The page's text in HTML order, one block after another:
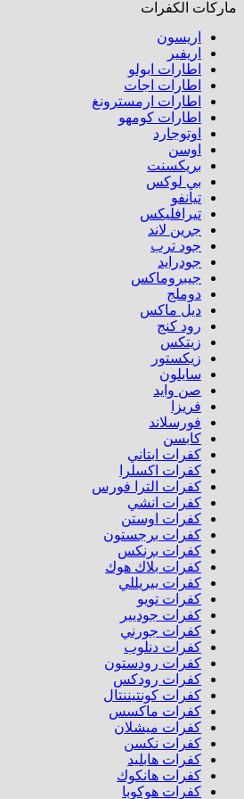
ماركات الكفرات
اريسون
اريفير
اطارات ابولو
اطارات اجات
اطارات ارمسترونغ
اطارات كومهو​
اوتوجارد
اوسن
بريكسنت
بي لوكس
تيانفو
تيرافليكس
جرين لاند
جود ترب
جودرايد
جيبروماكس
دوملج
ديل ماكس
رود كنج
زيتكس
زيكستور
سايلون
صن وايد
فريزا
فورسلاند
كابسن
كفرات ابتاني
كفرات اكسلرا
كفرات الترا فورس
كفرات انشي
كفرات اوستن
كفرات برجستون
كفرات برنكس
كفرات بلاك هوك
كفرات بيريللي
كفرات تويو
كفرات جوديير
كفرات جورني
كفرات دنلوب
كفرات رودستون
كفرات رودكس
كفرات كونتيننتال
كفرات ماكسس
كفرات ميشلان
كفرات نكسن
كفرات هابليد
كفرات هانكوك
كفرات هوكوبا